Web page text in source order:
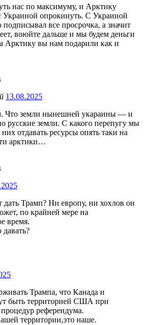
нас по максимуму, и Арктику
Украиной опрокинуть. С Украиной
подписывал все просрочка, а значит
воюйте дальше и мы будем деньги
Арктику вы нам подарили как и
13.08.2025
Что земли нынешней укараины — и
русские земли. С какого перепугу мы
отдавать ресурсы опять таки на
арктики…
Трамп? Ни европу, ни хохлов он
по крайней мере на
время.
давать?
Трампа, что Канада и
быть территорией США при
референдума.
территории,это наше.